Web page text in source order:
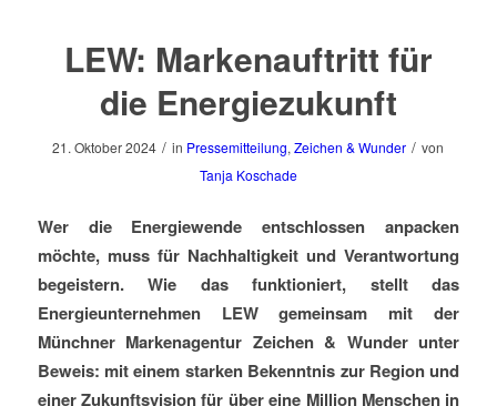
LEW: Markenauftritt für
die Energiezukunft
21. Oktober 2024 / in Pressemitteilung,Zeichen & Wunder / von
Tanja Koschade
Wer die Energiewende entschlossen anpacken
möchte, muss für Nachhaltigkeit und Verantwortung
begeistern. Wie das funktioniert, stellt das
Energieunternehmen LEW gemeinsam mit der
Münchner Markenagentur Zeichen & Wunder unter
Beweis: mit einem starken Bekenntnis zur Region und
einer Zukunftsvision für über eine Million Menschen in